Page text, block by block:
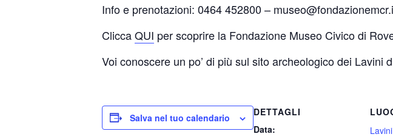
Info e prenotazioni: 0464 452800 –
CliccaQUI per scoprire la Fondazione Museo Civico di
Voi conoscere un po’ di più sul sito archeologico dei Lavini
Salva nel tuo calendario
DETTAGLI
Data: